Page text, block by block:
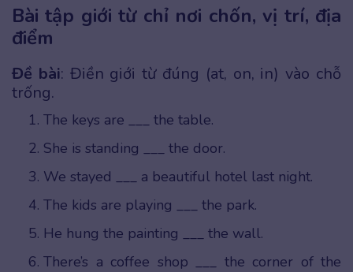
Bài tập giới từ chỉ nơi chốn, vị trí, địa
điểm
Đề bài: Điền giới từ đúng (at, on, in) vào chỗ
trống.
The keys are ___ the table.
She is standing ___ the door.
We stayed ___ a beautiful hotel last night.
The kids are playing ___ the park.
He hung the painting ___ the wall.
There’s a coffee shop ___ the corner of the